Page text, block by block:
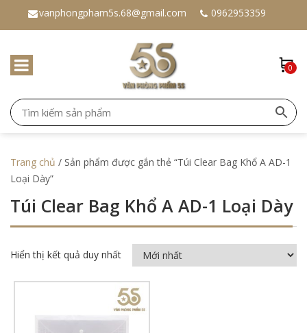
vanphongpham5s.68@gmail.com 0962953359
0
Trang chủ / Sản phẩm được gắn thẻ “Túi Clear Bag Khổ A AD-1
Loại Dày”
Túi Clear Bag Khổ A AD-1 Loại Dày
Hiển thị kết quả duy nhất